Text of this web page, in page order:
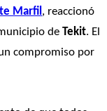
Marfil , reaccionó
de Tekit. El
compromiso por